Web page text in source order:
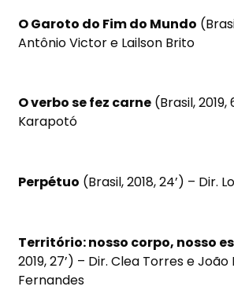
O Garoto do Fim do Mundo
Antônio Victor e Lailson Brito
O verbo se fez carne (Brasil, 2019,
Karapotó
Perpétuo (Brasil, 2018, 24’) – Dir.
Território: nosso corpo, nosso
2019, 27’) – Dir. Clea Torres e João
Fernandes